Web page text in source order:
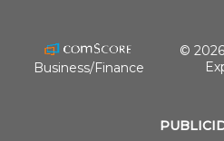
Business/Finance
©